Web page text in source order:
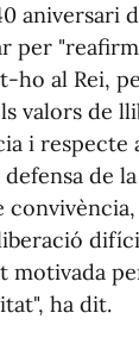
aniversari
per
ho al Rei,
valors de
i respecte
de
motivada
ha dit.